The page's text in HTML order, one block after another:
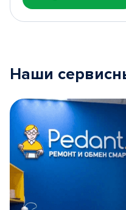
Наши